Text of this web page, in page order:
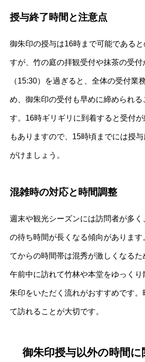
授与終了時間と注意点
御朱印の授与は16時まで可能である
すが、竹の庭の拝観受付や抹茶の受付
（15:30）を過ぎると、全体の受付業
め、御朱印の受付も早めに締められる
す。16時ギリギリに到着すると受付
もありますので、15時頃までには授
がけましょう。
混雑時の対応と時間調整
週末や観光シーズンには訪問者が多
の待ち時間が長くなる傾向があります
てからの時間帯は混秀が激しくなる
午前中に訪れて竹林や本堂をゆっくり
朱印をいただく流れがおすすめです。
て訪れることが大切です。
御朱印授与以外の時間に